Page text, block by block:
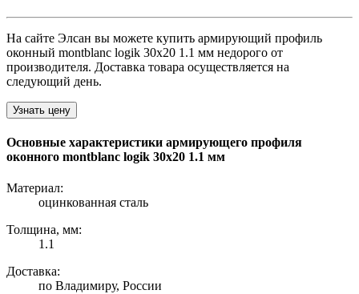
На сайте Элсан вы можете купить армирующий профиль
оконный montblanc logik 30х20 1.1 мм недорого от
производителя. Доставка товара осуществляется на
следующий день.
Узнать цену
Основные характеристики армирующего профиля
оконного montblanc logik 30х20 1.1 мм
Материал:
оцинкованная сталь
Толщина, мм:
1.1
Доставка:
по Владимиру, России